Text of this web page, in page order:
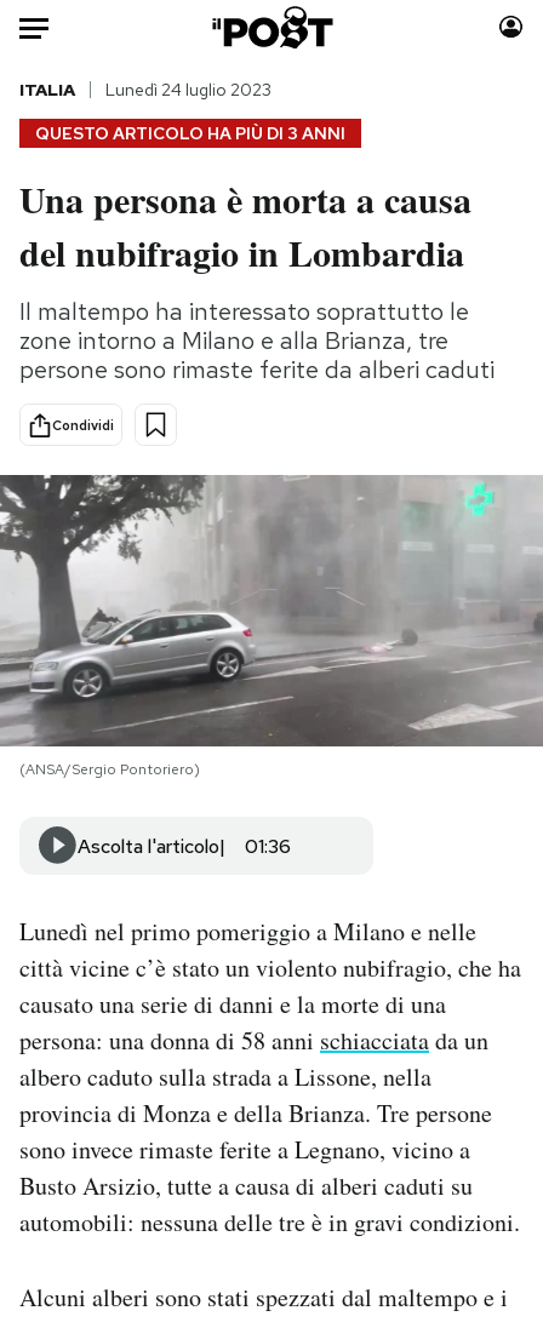
HOME
Italia
Politica
Tecnologia
Internet
Scienza
Cultura
Economia
Sport
Moda
Consumismi
Storie/Idee
Ok Boomer!
Media
Mondiali calcio 2026
PODCAST
NEWSLETTER
I MIEI PREFERITI
SHOP
Area Personale
Newsletter
Notifiche mobile
Esci
QUESTO ARTICOLO HA PIÙ DI 3 ANNI
ITALIA Lunedì 24 luglio 2023
Una persona è morta a causa
del nubifragio in Lombardia
Il maltempo ha interessato soprattutto le
zone intorno a Milano e alla Brianza, tre
persone sono rimaste ferite da alberi caduti
Condividi
(ANSA/Sergio Pontoriero)
Ascolta l'articolo 01:36
Lunedì nel primo pomeriggio a Milano e nelle
città vicine c’è stato un violento nubifragio, che ha
causato una serie di danni e la morte di una
persona: una donna di 58 anni schiacciatada un
albero caduto sulla strada a Lissone, nella
provincia di Monza e della Brianza. Tre persone
sono invece rimaste ferite a Legnano, vicino a
Busto Arsizio, tutte a causa di alberi caduti su
automobili: nessuna delle tre è in gravi condizioni.
Alcuni alberi sono stati spezzati dal maltempo e i